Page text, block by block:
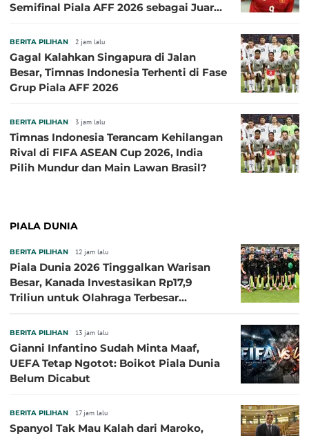
Semifinal Piala AFF 2026 sebagai Juara
BERITA PILIHAN 2 jam lalu
Gagal Kalahkan Singapura di Jalan
Besar, Timnas Indonesia Terhenti di Fase
Grup Piala AFF 2026
BERITA PILIHAN 3 jam lalu
Timnas Indonesia Terancam Kehilangan
Rival di FIFA ASEAN Cup 2026, India
Pilih Mundur dan Main Lawan Brasil?
PIALA DUNIA
BERITA PILIHAN 12 jam lalu
Piala Dunia 2026 Tinggalkan Warisan
Besar, Kanada Investasikan Rp17,9
Triliun untuk Olahraga Terbesar
BERITA PILIHAN 13 jam lalu
Gianni Infantino Sudah Minta Maaf,
UEFA Tetap Ngotot: Boikot Piala Dunia
Belum Dicabut
BERITA PILIHAN 17 jam lalu
Spanyol Tak Mau Kalah dari Maroko,